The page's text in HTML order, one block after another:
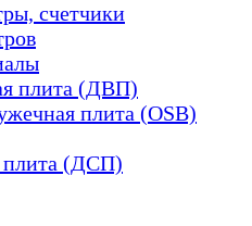
счетчики
плита (ДВП)
плита (OSB)
плита (ДСП)